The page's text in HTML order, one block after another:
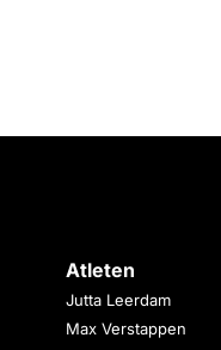
Atleten
Jutta Leerdam
Max Verstappen